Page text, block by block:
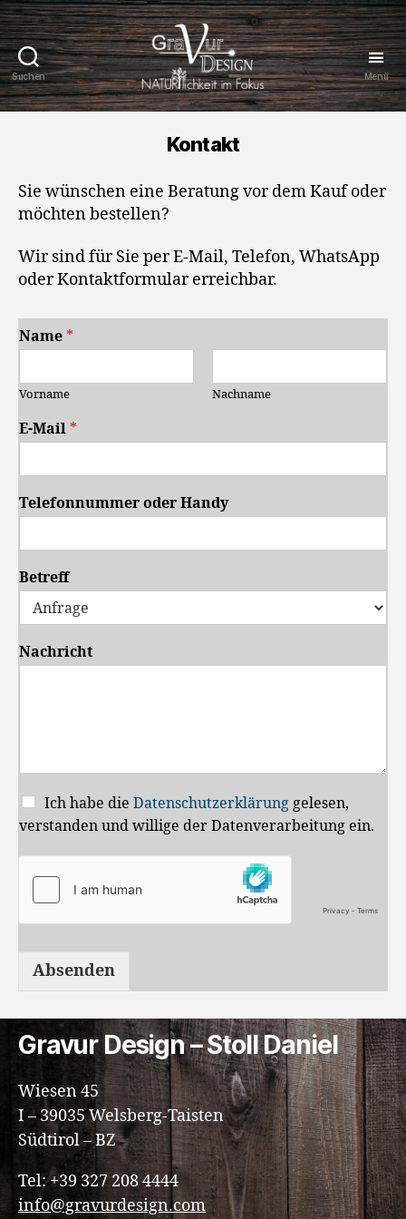
Suchen
Gravur
Design
Menü
Kontakt
Sie wünschen eine Beratung vor dem Kauf oder
möchten bestellen?
Wir sind für Sie per E-Mail, Telefon, WhatsApp
oder Kontaktformular erreichbar.
Name *
Vorname Nachname
E-Mail *
Telefonnummer oder Handy
Betreff
Nachricht
Ich habe die Datenschutzerklärung gelesen,
verstanden und willige der Datenverarbeitung ein.
Absenden
Gravur Design – Stoll Daniel
Wiesen 45
I – 39035 Welsberg-Taisten
Südtirol – BZ
Tel: +39 327 208 4444
info@gravurdesign.com